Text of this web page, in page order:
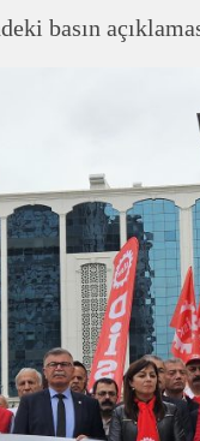
basın